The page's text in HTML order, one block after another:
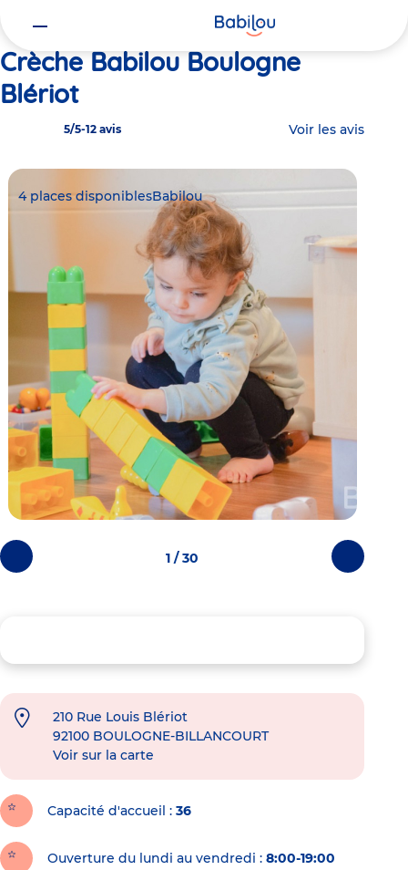
Crèche Babilou Boulogne
Blériot
5/5-12 avis Voir les avis
Photos
précédentes
Photos
suivantes
4 places disponiblesBabilou
1 / 30
210 Rue Louis Blériot
92100 BOULOGNE-BILLANCOURT
Voir sur la carte
Capacité d'accueil 36
Ouverture du lundi au vendredi : 8:00-19:00